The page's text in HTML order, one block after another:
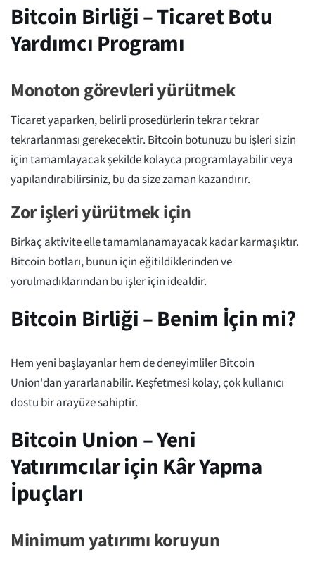
Bitcoin Birliği – Ticaret Botu
Yardımcı Programı
Monoton görevleri yürütmek
Ticaret yaparken, belirli prosedürlerin tekrar tekrar
tekrarlanması gerekecektir. Bitcoin botunuzu bu işleri sizin
için tamamlayacak şekilde kolayca programlayabilir veya
yapılandırabilirsiniz, bu da size zaman kazandırır.
Zor işleri yürütmek için
Birkaç aktivite elle tamamlanamayacak kadar karmaşıktır.
Bitcoin botları, bunun için eğitildiklerinden ve
yorulmadıklarından bu işler için idealdir.
Bitcoin Birliği – Benim İçin mi?
Hem yeni başlayanlar hem de deneyimliler Bitcoin
Union'dan yararlanabilir. Keşfetmesi kolay, çok kullanıcı
dostu bir arayüze sahiptir.
Bitcoin Union – Yeni
Yatırımcılar için Kâr Yapma
İpuçları
Minimum yatırımı koruyun